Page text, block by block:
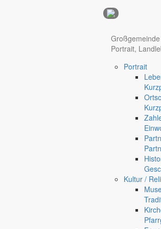
Hotel Nürnberg
Regional werben auf markersdorf.de!
Portrait,
Portrait
Kultur /
Deutsch-
Jauernick-